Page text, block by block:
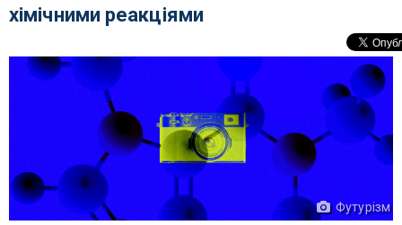
хімічними реакціями
Футурізм